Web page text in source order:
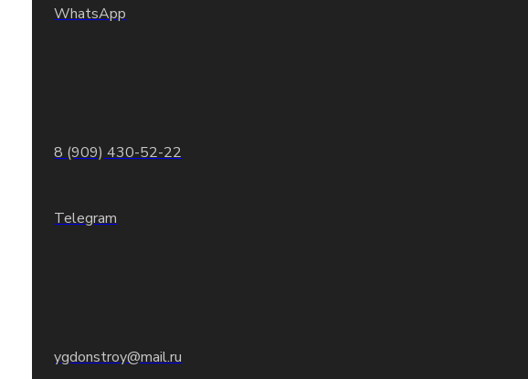
WhatsApp
8 (909) 430-52-22
Telegram
ygdonstroy@mail.ru